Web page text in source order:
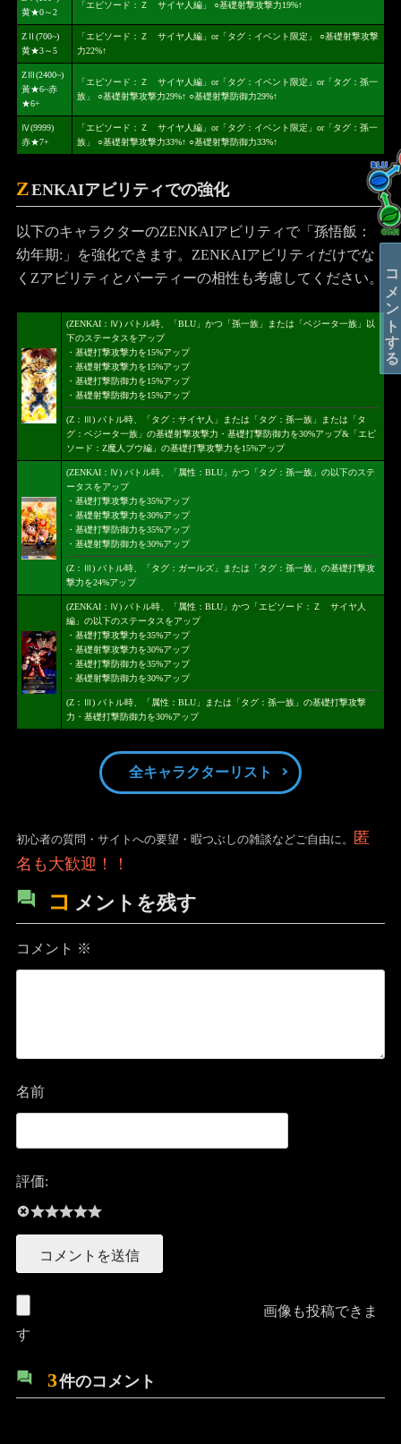
黄★0～2
「エピソード：Ｚ サイヤ人編」 ○基礎射撃攻撃力19%↑
ZⅡ(700~)
黄★3～5
「エピソード：Ｚ サイヤ人編」or「タグ：イベント限定」 ○基礎射撃攻撃
力22%↑
ZⅢ(2400~)
黃★6~赤
★6+
「エピソード：Ｚ サイヤ人編」or「タグ：イベント限定」or「タグ：孫一
族」 ○基礎射撃攻撃力29%↑ ○基礎射撃防御力29%↑
Ⅳ(9999)
赤★7+
「エピソード：Ｚ サイヤ人編」or「タグ：イベント限定」or「タグ：孫一
族」 ○基礎射撃攻撃力33%↑ ○基礎射撃防御力33%↑
ZENKAIアビリティでの強化
以下のキャラクターのZENKAIアビリティで「孫悟飯：
幼年期:」を強化できます。ZENKAIアビリティだけでな
くZアビリティとパーティーの相性も考慮してください。
(ZENKAI：Ⅳ) バトル時、「BLU」かつ「孫一族」または「ベジータ一族」以
下のステータスをアップ
・基礎打撃攻撃力を15%アップ
・基礎射撃攻撃力を15%アップ
・基礎打撃防御力を15%アップ
・基礎射撃防御力を15%アップ
(Z：Ⅲ) バトル時、「タグ：サイヤ人」または「タグ：孫一族」または「タ
グ：ベジータ一族」の基礎射撃攻撃力・基礎打撃防御力を30%アップ&「エピ
ソード：Z魔人ブウ編」の基礎打撃攻撃力を15%アップ
(ZENKAI：Ⅳ) バトル時、「属性：BLU」かつ「タグ：孫一族」の以下のステ
ータスをアップ
・基礎打撃攻撃力を35%アップ
・基礎射撃攻撃力を30%アップ
・基礎打撃防御力を35%アップ
・基礎射撃防御力を30%アップ
(Z：Ⅲ) バトル時、「タグ：ガールズ」または「タグ：孫一族」の基礎打撃攻
撃力を24%アップ
(ZENKAI：Ⅳ) バトル時、「属性：BLU」かつ「エピソード：Ｚ サイヤ人
編」の以下のステータスをアップ
・基礎打撃攻撃力を35%アップ
・基礎射撃攻撃力を30%アップ
・基礎打撃防御力を35%アップ
・基礎射撃防御力を30%アップ
(Z：Ⅲ) バトル時、「属性：BLU」または「タグ：孫一族」の基礎打撃攻撃
力・基礎打撃防御力を30%アップ
全キャラクターリスト
初心者の質問・サイトへの要望・暇つぶしの雑談などご自由に。
匿
名も大歓迎！！
コ メントを残す
コメント ※
名前
評価:
画像も投稿できま
す
3件のコメント
コメントする